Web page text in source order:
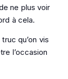
ne plus voir
à cela.
qu’on vis
l’occasion